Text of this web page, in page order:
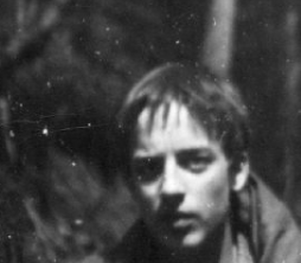
absolwentów
Kalendarium 2012
Kalendarium 2011
Kalendarium 2010
Kalendarium 2008
Kalendarium 2007
Fotografie archiwalne
Filmy
Pożegnaliśmy